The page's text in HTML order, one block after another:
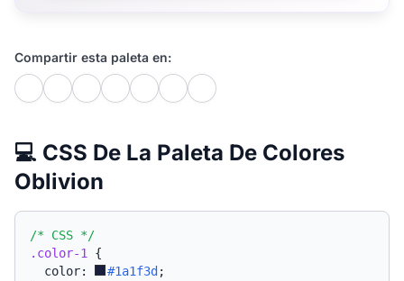
Compartir esta paleta en:
💻 CSS De La Paleta De Colores
Oblivion
/* CSS */
.color-1
{
  color:
#1a1f3d ;